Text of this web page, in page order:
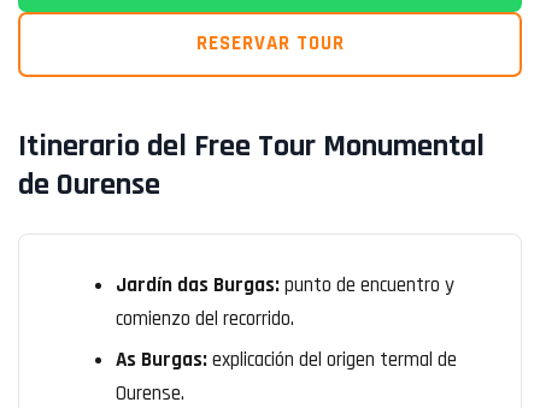
RESERVAR TOUR
Itinerario del Free Tour Monumental
de Ourense
Jardín das Burgas:punto de encuentro y
comienzo del recorrido.
As Burgas:explicación del origen termal de
Ourense.